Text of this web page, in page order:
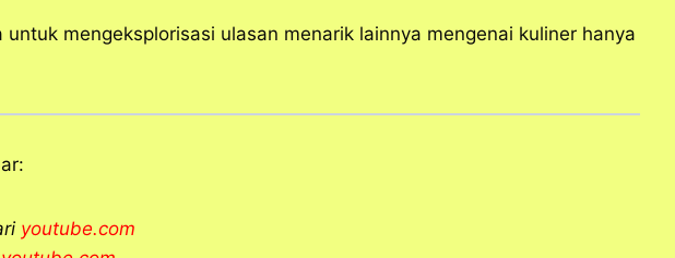
mengeksplorisasi ulasan menarik lainnya mengenai kuliner hanya
youtube.com